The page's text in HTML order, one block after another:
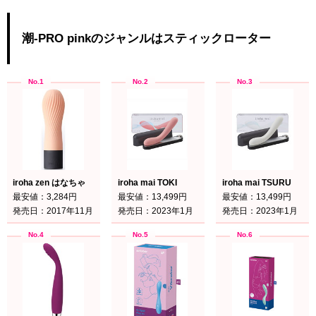
潮-PRO pinkのジャンルはスティックローター
iroha zen はなちゃ
最安値：3,284円
発売日：2017年11月
iroha mai TOKI
最安値：13,499円
発売日：2023年1月
iroha mai TSURU
最安値：13,499円
発売日：2023年1月